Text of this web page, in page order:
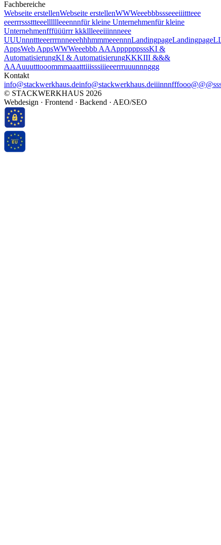
Fachbereiche
Webseite erstellenWebseite erstellenWWWeeebbbssseeeiiittteee
eeerrrsssttteeelllllleeennnfür kleine Unternehmenfür kleine
Unternehmenfffüüürrr kkkllleeeiiinnneee
UUUnnnttteeerrrnnneeehhhmmmeeennnLandingpageLandingpageL
AppsWeb AppsWWWeeebbb AAAppppppsssKI &
AutomatisierungKI & AutomatisierungKKKIII &&&
AAAuuutttooommmaaatttiiisssiiieeerrruuunnnggg
Kontakt
info@stackwerkhaus.deinfo@stackwerkhaus.deiiinnnfffooo@@@ss
© STACKWERKHAUS 2026
Webdesign · Frontend · Backend · AEO/SEO